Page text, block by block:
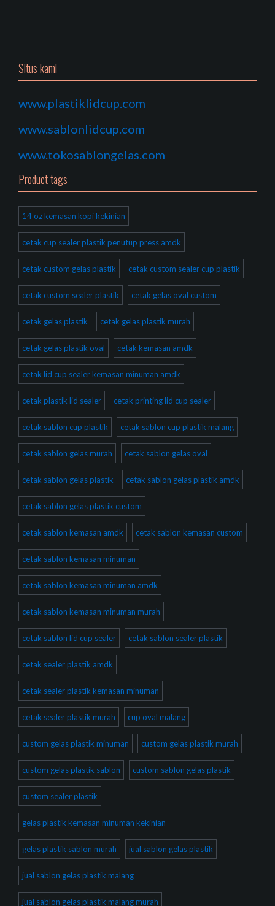
Situs kami
www.plastiklidcup.com
www.sablonlidcup.com
www.tokosablongelas.com
Product tags
14 oz kemasan kopi kekinian
cetak cup sealer plastik penutup press amdk
cetak custom gelas plastik cetak custom sealer cup plastik
cetak custom sealer plastik cetak gelas oval custom
cetak gelas plastik cetak gelas plastik murah
cetak gelas plastik oval cetak kemasan amdk
cetak lid cup sealer kemasan minuman amdk
cetak plastik lid sealer cetak printing lid cup sealer
cetak sablon cup plastik cetak sablon cup plastik malang
cetak sablon gelas murah cetak sablon gelas oval
cetak sablon gelas plastik cetak sablon gelas plastik amdk
cetak sablon gelas plastik custom
cetak sablon kemasan amdk cetak sablon kemasan custom
cetak sablon kemasan minuman
cetak sablon kemasan minuman amdk
cetak sablon kemasan minuman murah
cetak sablon lid cup sealer cetak sablon sealer plastik
cetak sealer plastik amdk
cetak sealer plastik kemasan minuman
cetak sealer plastik murah cup oval malang
custom gelas plastik minuman custom gelas plastik murah
custom gelas plastik sablon custom sablon gelas plastik
custom sealer plastik
gelas plastik kemasan minuman kekinian
gelas plastik sablon murah jual sablon gelas plastik
jual sablon gelas plastik malang
jual sablon gelas plastik malang murah